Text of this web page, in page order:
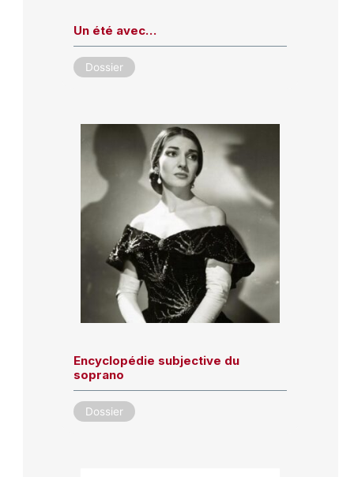
Un été avec…
Dossier
Encyclopédie subjective du
soprano
Dossier